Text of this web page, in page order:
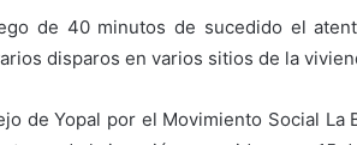
de 40 minutos de sucedido el
disparos en varios sitios de la
de Yopal por el Movimiento Social La